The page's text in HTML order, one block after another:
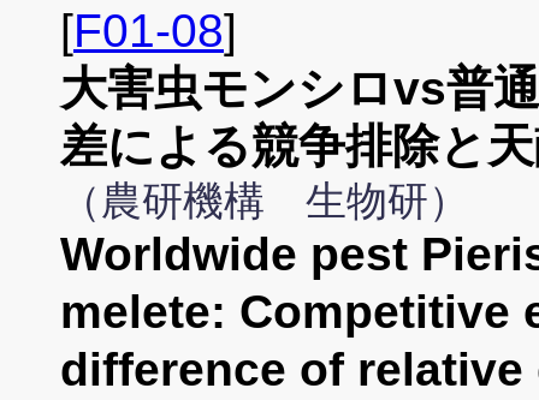
[F01-08]
大害虫モンシロvs普
差による競争排除と
（農研機構 生物研）
Worldwide pest
melete: Competitive
difference of